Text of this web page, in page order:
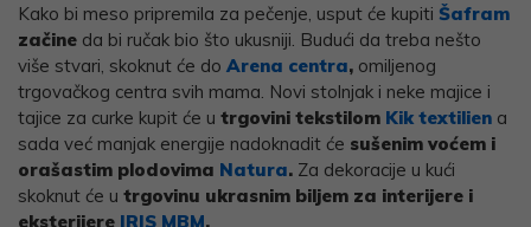
Kako bi meso pripremila za pečenje, usput će kupiti Šafram
začine da bi ručak bio što ukusniji. Budući da treba nešto
više stvari, skoknut će do Arena centra, omiljenog
trgovačkog centra svih mama. Novi stolnjak i neke majice i
tajice za curke kupit će u trgovini tekstilom Kik textilien a
sada već manjak energije nadoknadit će sušenim voćem i
orašastim plodovima Natura. Za dekoracije u kući
skoknut će u trgovinu ukrasnim biljem za interijere i
eksterijere IRIS MBM.